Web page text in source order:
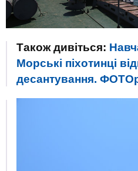
Також дивіться:
Морські піхотинці
десантування.